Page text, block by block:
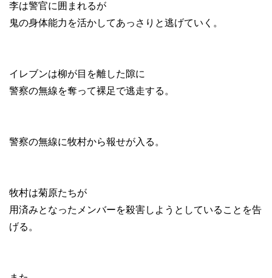
李は警官に囲まれるが
鬼の身体能力を活かしてあっさりと逃げていく。
イレブンは柳が目を離した隙に
警察の無線を奪って裸足で逃走する。
警察の無線に牧村から報せが入る。
牧村は菊原たちが
用済みとなったメンバーを殺害しようとしていることを告
げる。